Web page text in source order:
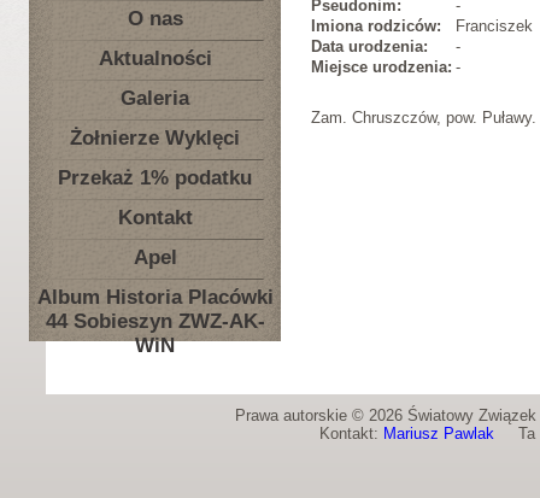
O nas
Aktualności
Galeria
Żołnierze Wyklęci
Przekaż 1% podatku
Kontakt
Apel
Album Historia Placówki
44 Sobieszyn ZWZ-AK-
WiN
Pseudonim:
-
Imiona rodziców:
Franciszek
Data urodzenia:
-
Miejsce urodzenia: -
Zam. Chruszczów, pow.
Prawa autorskie © 2026 Światowy
Kontakt: Mariusz PawlakTa